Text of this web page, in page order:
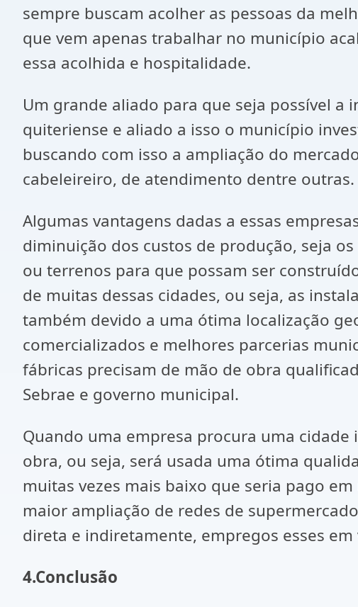
sempre buscam acolher as pessoas da
que vem apenas trabalhar no município
essa acolhida e hospitalidade.
Um grande aliado para que seja possível a
quiteriense e aliado a isso o município
buscando com isso a ampliação do
cabeleireiro, de atendimento dentre outras.
Algumas vantagens dadas a essas
diminuição dos custos de produção, seja
ou terrenos para que possam ser
de muitas dessas cidades, ou seja, as
também devido a uma ótima localização
comercializados e melhores parcerias
fábricas precisam de mão de obra
Sebrae e governo municipal.
Quando uma empresa procura uma
obra, ou seja, será usada uma ótima
muitas vezes mais baixo que seria pago
maior ampliação de redes de
direta e indiretamente, empregos esses em
4.Conclusão